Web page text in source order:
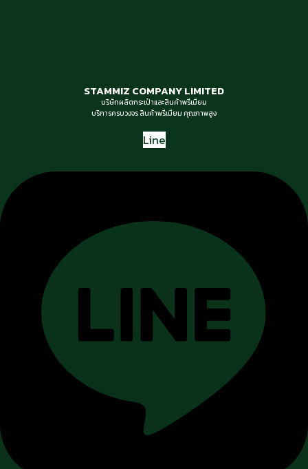
STAMMIZ COMPANY LIMITED
บริษัทผลิตกระเป๋าและสินค้าพรีเมียม
บริการครบวงจร สินค้าพรีเมียม คุณภาพสูง
Line